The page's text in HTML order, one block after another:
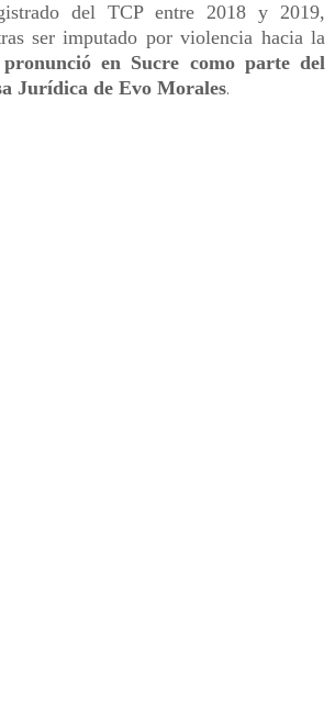
del TCP entre 2018 y 2019,
ser imputado por violencia hacia la
en Sucre como parte del
Jurídica de Evo Morales.